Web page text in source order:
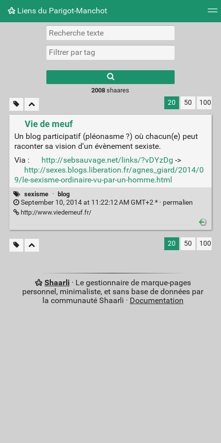
Liens du Parigot-Manchot
Nuage de tags Mur d'images
2008 shaares
20 50 100
Vie de meuf
Un blog participatif (pléonasme ?) où chacun(e) peut
raconter sa vision d'un évènement sexiste.
Via :
http://sebsauvage.net/links/?vDYzDg ->
http://sexes.blogs.liberation.fr/agnes_giard/2014/0
9/le-sexisme-ordinaire-vu-par-un-homme.html
sexisme · blog
September 10, 2014 at 11:22:12 AM GMT+2 * · permalien
http://www.viedemeuf.fr/
20 50 100
Shaarli· Le gestionnaire de marque-pages
personnel, minimaliste, et sans base de données par
la communauté Shaarli · Documentation